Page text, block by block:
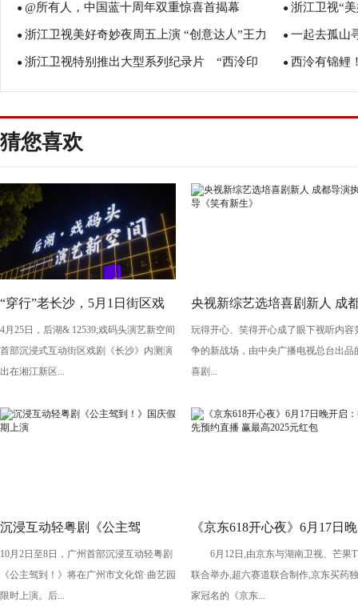
大剧“扶摇直上” 生品
● @所有人，中国蓝十周年双重惊喜首揭幕 ● 浙江卫视“
轻姿态唱响最
● 浙江卫视美好奇妙夜周五上演 “创意达人”王力
宏罗志祥带来惊喜舞台秀
● 一起去孤山
31号》定档
● 浙江卫视特别推出大型系列纪录片 “西泠印
社”序篇《孤山路31号》
● 西泠有锦鲤
奇动物在哪里
猜您喜欢
“穿行”老长沙，5月1日街区戏
剧《长沙》将亮相“后湖・戏码
头”
4月25日，后湖& 12539;戏码头演艺新空间
首部沉浸式互动街区戏剧《长沙》内测演
出在湘江新区...
央视新综艺选培喜剧新人 成
导演执导《笑有新生》
玩得开心、笑得开心成了眼下视听内容
争的新战场，由中央广播电视总台出品
喜剧...
沉浸互动轻粤剧《公主驾
到！》国庆假期上演
10月2日至8日，广州首部沉浸互动轻粤剧
《公主驾到！》将在广州市文化馆·曲艺园
限时上演。后...
《京东618开心夜》6月17日晚
开启：抢先预约直播 赢最高
2025元红包
6月12日,由京东与湖南卫视、芒果
联合举办,超六赛道联合制作,京东买药独
家冠名的《京东...